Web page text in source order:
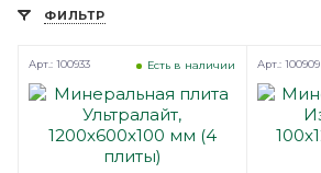
ФИЛЬТР
Есть в наличии
Арт.: 100933 Арт.: 100909